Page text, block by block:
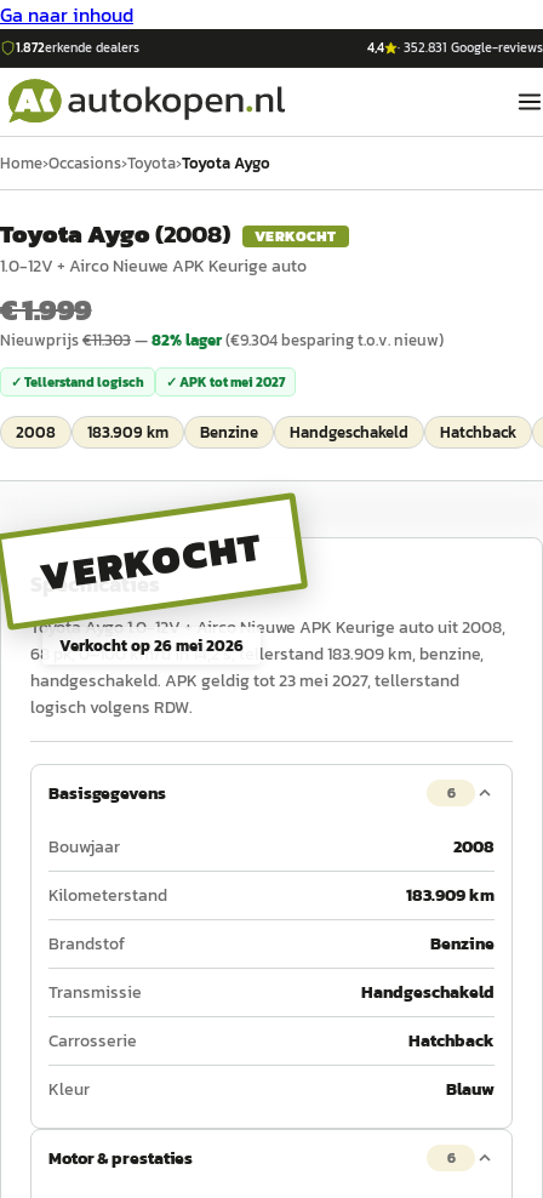
Ga naar inhoud
1.872erkende dealers 4,4 ·352.831 Google-reviews
Home›Occasions›Toyota›Toyota Aygo
Toyota Aygo(2008) VERKOCHT
1.0-12V + Airco Nieuwe APK Keurige auto
€ 1.999
Nieuwprijs€11.303—82% lager(€9.304besparing t.o.v. nieuw)
✓ Tellerstand logisch ✓ APK totmei 2027
2008 183.909 km Benzine Handgeschakeld Hatchback
VERKOCHT
Verkocht op26 mei 2026
Specificaties
Toyota Aygo 1.0-12V + Airco Nieuwe APK Keurige auto uit 2008,
68 pk, 0–100 km/u in 14,2 s, tellerstand 183.909 km, benzine,
handgeschakeld. APK geldig tot 23 mei 2027, tellerstand
logisch volgens RDW.
Basisgegevens 6
Bouwjaar
2008
Kilometerstand
183.909 km
Brandstof
Benzine
Transmissie
Handgeschakeld
Carrosserie
Hatchback
Kleur
Blauw
Motor & prestaties 6